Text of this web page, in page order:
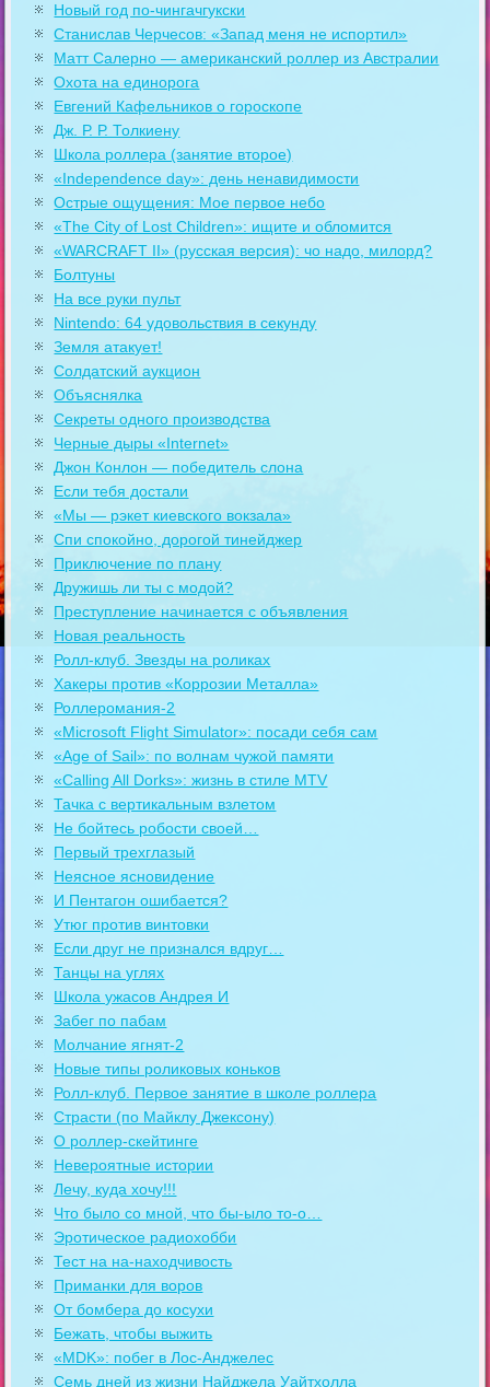
Новый год по-чингачгукски
Станислав Черчесов: «Запад меня не испортил»
Матт Салерно — американский роллер из Австралии
Охота на единорога
Евгений Кафельников о гороскопе
Дж. Р. Р. Толкиену
Школа роллера (занятие второе)
«Independence day»: день ненавидимости
Острые ощущения: Мое первое небо
«The City of Lost Children»: ищите и обломится
«WARCRAFT II» (русская версия): чо надо, милорд?
Болтуны
На все руки пульт
Nintendo: 64 удовольствия в секунду
Земля атакует!
Солдатский аукцион
Объяснялка
Секреты одного производства
Черные дыры «Internet»
Джон Конлон — победитель слона
Если тебя достали
«Мы — рэкет киевского вокзала»
Спи спокойно, дорогой тинейджер
Приключение по плану
Дружишь ли ты с модой?
Преступление начинается с объявления
Новая реальность
Ролл-клуб. Звезды на роликах
Хакеры против «Коррозии Металла»
Роллеромания-2
«Microsoft Flight Simulator»: посади себя сам
«Age of Sail»: по волнам чужой памяти
«Calling All Dorks»: жизнь в стиле MTV
Тачка с вертикальным взлетом
Не бойтесь робости своей…
Первый трехглазый
Неясное ясновидение
И Пентагон ошибается?
Утюг против винтовки
Если друг не признался вдруг…
Танцы на углях
Школа ужасов Андрея И
Забег по пабам
Молчание ягнят-2
Новые типы роликовых коньков
Ролл-клуб. Первое занятие в школе роллера
Страсти (по Майклу Джексону)
О роллер-скейтинге
Невероятные истории
Лечу, куда хочу!!!
Что было со мной, что бы-ыло то-о…
Эротическое радиохобби
Тест на на-находчивость
Приманки для воров
От бомбера до косухи
Бежать, чтобы выжить
«MDK»: побег в Лос-Анджелес
Семь дней из жизни Найджела Уайтхолла